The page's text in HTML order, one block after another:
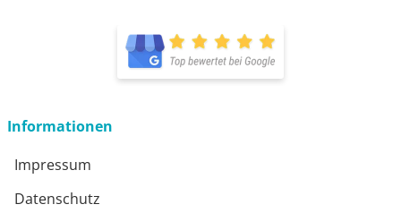
Informationen
Impressum
Datenschutz